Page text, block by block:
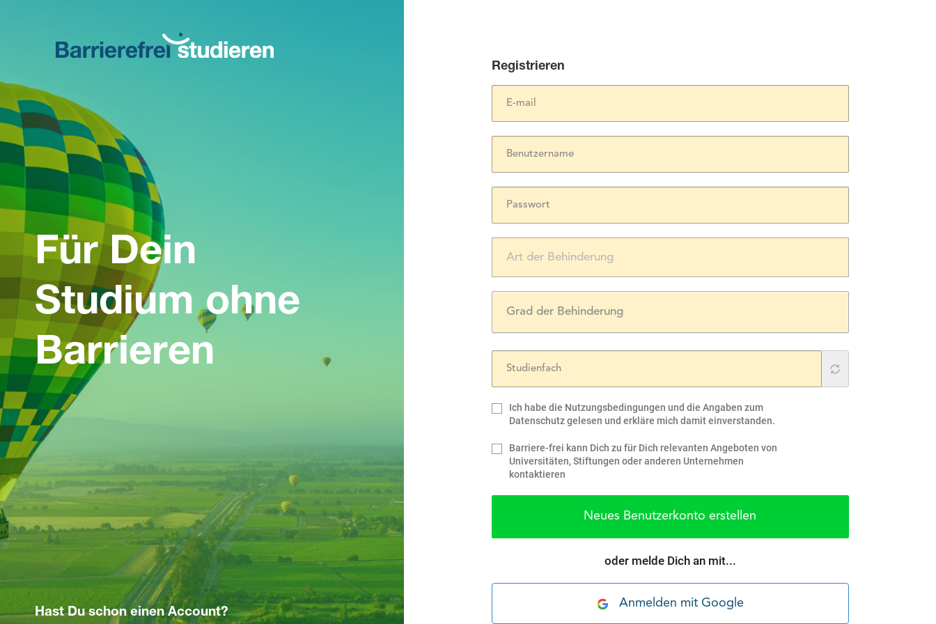
Für Dein
Studium ohne
Barrieren
Hast Du schon einen Account?
Registrieren
Grad der Behinderung
Ich habe die Nutzungsbedingungen und die Angaben zum
Datenschutz gelesen und erkläre mich damit einverstanden.
Barriere-frei kann Dich zu für Dich relevanten Angeboten von
Universitäten, Stiftungen oder anderen Unternehmen
kontaktieren
Neues Benutzerkonto erstellen
oder melde Dich an mit...
Anmelden mit Google